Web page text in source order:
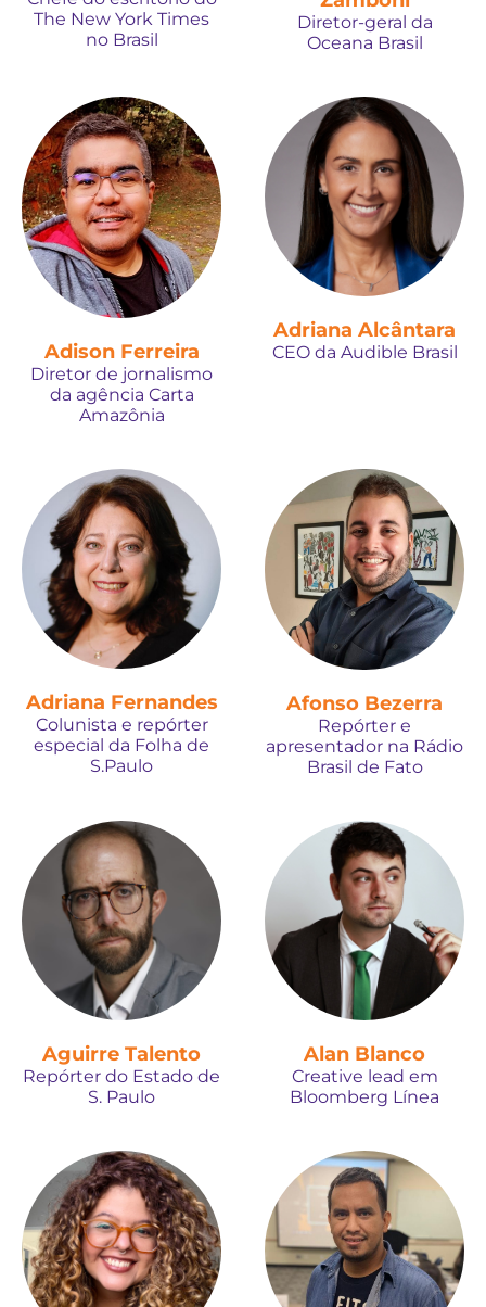
The New York Times
no Brasil
Diretor-geral da
Oceana Brasil
Adison Ferreira
Diretor de jornalismo
da agência Carta
Amazônia
Adriana Alcântara
CEO da Audible Brasil
Adriana Fernandes
Colunista e repórter
especial da Folha de
S.Paulo
Afonso Bezerra
Repórter e
apresentador na Rádio
Brasil de Fato
Aguirre Talento
Repórter do Estado de
S. Paulo
Alan Blanco
Creative lead em
Bloomberg Línea